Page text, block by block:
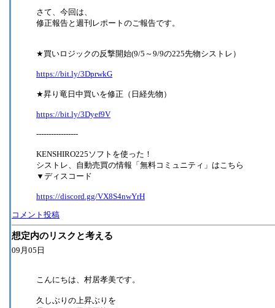
さて、今回は、
修正報告と週刊レポートのご報告です。
★買いロジックの反撃開始(9/5～9/9の225先物シストレ）
https://bit.ly/3DprwkG
★昇り竜日中買いを修正（日経先物）
https://bit.ly/3Dyef9V
-----------------
KENSHIRO225ソフトを使った！
シストレ、自動売買の情報「無料コミュニティ」はこちら
▼ディスコード
https://discord.gg/VX8S4nwYrH
コメント投稿
想定内のリスクと考える
09月05日
こんにちは、村居孝美です。
久しぶりの上昇ぶりを